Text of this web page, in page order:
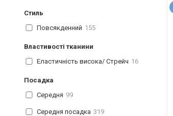
Стиль
Повсякденний 155
Властивості тканини
Еластичність висока/ Стрейч 16
Посадка
Середня 99
Середня посадка 319